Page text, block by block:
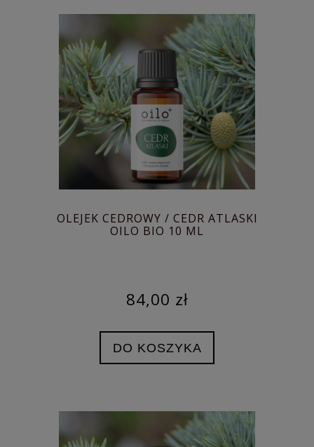
OLEJEK CEDROWY / CEDR ATLASKI
OILO BIO 10 ML
84,00 zł
DO KOSZYKA